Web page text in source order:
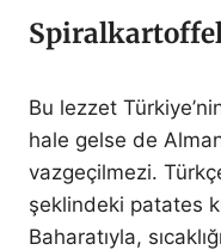
Bu lezzet
hale gelse de
vazgeçilmezi.
şeklindeki patates
Baharatıyla,